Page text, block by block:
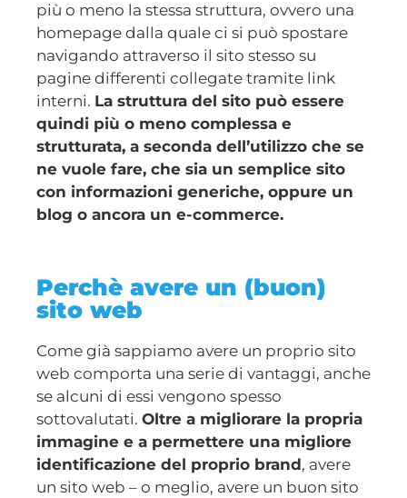
più o meno la stessa struttura, ovvero una
homepage dalla quale ci si può spostare
navigando attraverso il sito stesso su
pagine differenti collegate tramite link
interni. La struttura del sito può essere
quindi più o meno complessa e
strutturata, a seconda dell’utilizzo che se
ne vuole fare, che sia un semplice sito
con informazioni generiche, oppure un
blog o ancora un e-commerce.
Perchè avere un (buon)
sito web
Come già sappiamo avere un proprio sito
web comporta una serie di vantaggi, anche
se alcuni di essi vengono spesso
sottovalutati. Oltre a migliorare la propria
immagine e a permettere una migliore
identificazione del proprio brand, avere
un sito web – o meglio, avere un buon sito